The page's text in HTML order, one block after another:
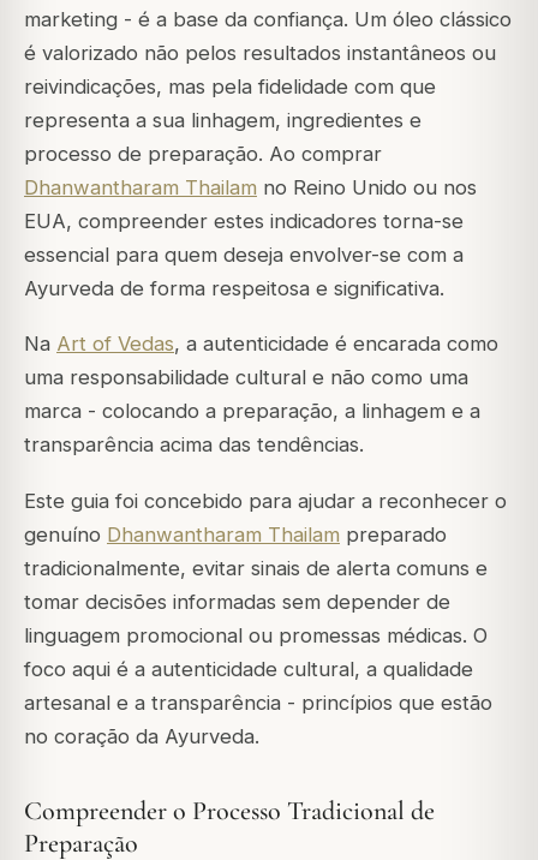
marketing - é a base da confiança. Um óleo clássico
é valorizado não pelos resultados instantâneos ou
reivindicações, mas pela fidelidade com que
representa a sua linhagem, ingredientes e
processo de preparação. Ao comprar
Dhanwantharam Thailam no Reino Unido ou nos
EUA, compreender estes indicadores torna-se
essencial para quem deseja envolver-se com a
Ayurveda de forma respeitosa e significativa.
Na Art of Vedas, a autenticidade é encarada como
uma responsabilidade cultural e não como uma
marca - colocando a preparação, a linhagem e a
transparência acima das tendências.
Este guia foi concebido para ajudar a reconhecer o
genuíno Dhanwantharam Thailam preparado
tradicionalmente, evitar sinais de alerta comuns e
tomar decisões informadas sem depender de
linguagem promocional ou promessas médicas. O
foco aqui é a autenticidade cultural, a qualidade
artesanal e a transparência - princípios que estão
no coração da Ayurveda.
Compreender o Processo Tradicional de
Preparação